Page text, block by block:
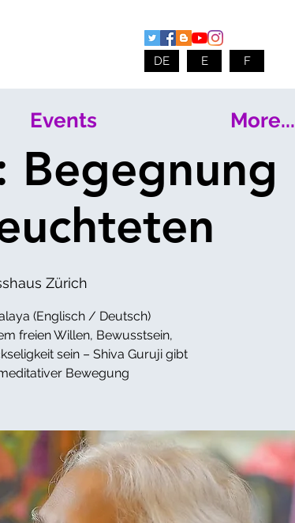
DE E F
Begegnung
Zürich
(Englisch / Deutsch)
freien Willen, Bewusstsein,
sein – Shiva Guruji gibt
Bewegung
Events More...